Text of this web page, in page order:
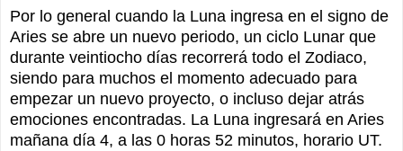
Por lo general cuando la Luna ingresa en el signo de
Aries se abre un nuevo periodo, un ciclo Lunar que
durante veintiocho días recorrerá todo el Zodiaco,
siendo para muchos el momento adecuado para
empezar un nuevo proyecto, o incluso dejar atrás
emociones encontradas. La Luna ingresará en Aries
mañana día 4, a las 0 horas 52 minutos, horario UT.